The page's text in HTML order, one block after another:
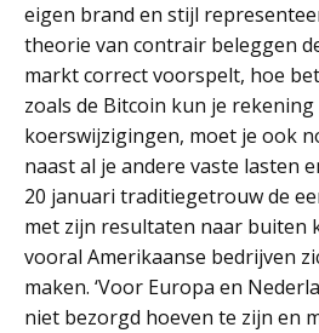
eigen brand en stijl
theorie van contrair beleggen
markt correct voorspelt, hoe
zoals de Bitcoin kun je
koerswijzigingen, moet je ook
naast al je andere vaste lasten
20 januari traditiegetrouw de
met zijn resultaten naar buiten
vooral Amerikaanse bedrijven
maken. ‘Voor Europa en
niet bezorgd hoeven te zijn en